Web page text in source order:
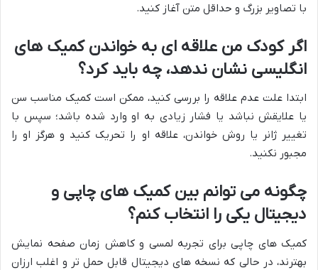
با تصاویر بزرگ و حداقل متن آغاز کنید.
اگر کودک من علاقه ای به خواندن کمیک های
انگلیسی نشان ندهد، چه باید کرد؟
ابتدا علت عدم علاقه را بررسی کنید، ممکن است کمیک مناسب سن
یا علایقش نباشد یا فشار زیادی به او وارد شده باشد؛ سپس با
تغییر ژانر یا روش خواندن، علاقه او را تحریک کنید و هرگز او را
مجبور نکنید.
چگونه می توانم بین کمیک های چاپی و
دیجیتال یکی را انتخاب کنم؟
کمیک های چاپی برای تجربه لمسی و کاهش زمان صفحه نمایش
بهترند، در حالی که نسخه های دیجیتال قابل حمل تر و اغلب ارزان